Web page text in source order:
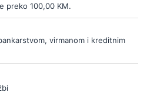
preko 100,00 KM.
virmanom i kreditnim